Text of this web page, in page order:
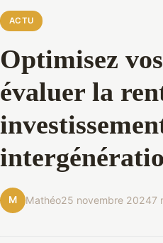
ACTU
Optimisez
évaluer la
M Mathéo25 novembre 20247